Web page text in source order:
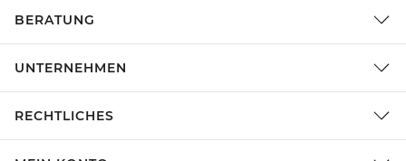
BERATUNG
UNTERNEHMEN
RECHTLICHES